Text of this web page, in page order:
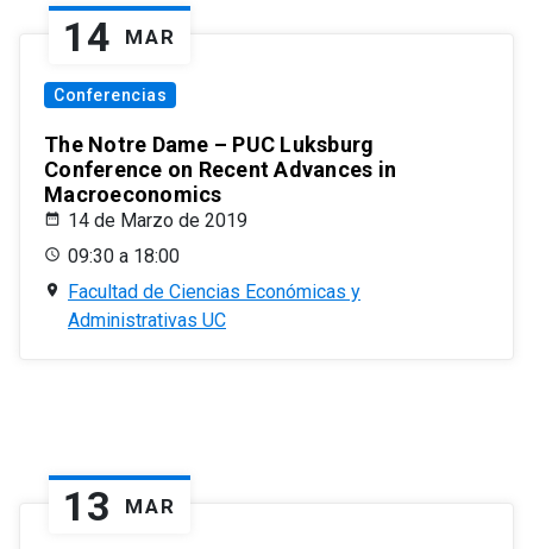
14 MAR
Conferencias
The Notre Dame – PUC Luksburg
Conference on Recent Advances in
Macroeconomics
14 de Marzo de 2019
09:30 a 18:00
Facultad de Ciencias Económicas y
Administrativas UC
13 MAR